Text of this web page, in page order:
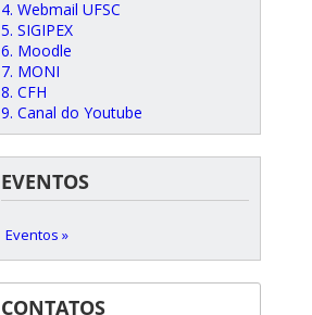
4. Webmail UFSC
5. SIGIPEX
6. Moodle
7. MONI
8. CFH
9. Canal do Youtube
EVENTOS
Eventos »
CONTATOS